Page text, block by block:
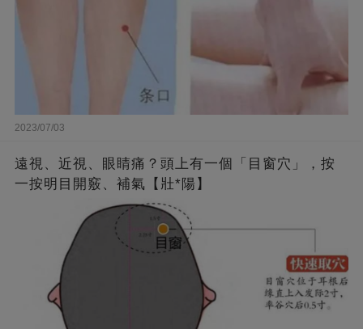
2023/07/03
遠視、近視、眼睛痛？頭上有一個「目窗穴」，按
一按明目開竅、補氣【壯*陽】